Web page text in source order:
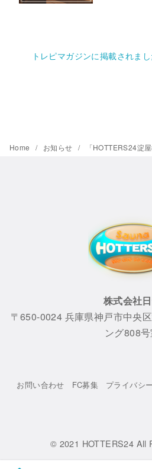
トレピマガジンに掲載されまし
Home お知らせ 「HOTTERS24淀屋橋店
株式会社
〒650-0024 兵庫県神戸市中央
ング808
お問い合わせ FC募集 プライバシ
© 2021 HOTTERS24 All